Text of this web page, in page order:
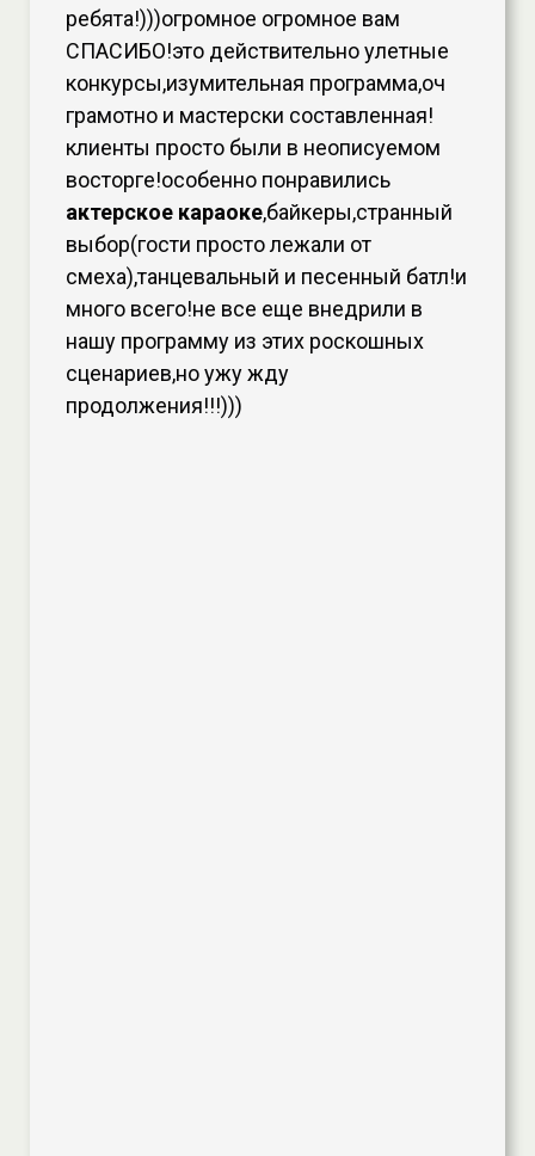
ребята!)))огромное огромное вам
СПАСИБО!это действительно улетные
конкурсы,изумительная программа,оч
грамотно и мастерски составленная!
клиенты просто были в неописуемом
восторге!особенно понравились
актерское караоке,байкеры,странный
выбор(гости просто лежали от
смеха),танцевальный и песенный батл!и
много всего!не все еще внедрили в
нашу программу из этих роскошных
сценариев,но ужу жду
продолжения!!!)))